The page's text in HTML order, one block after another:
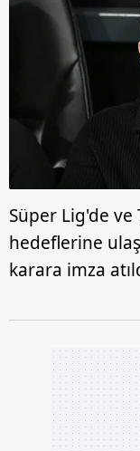
Süper Lig'de ve
hedeflerine
karara imza